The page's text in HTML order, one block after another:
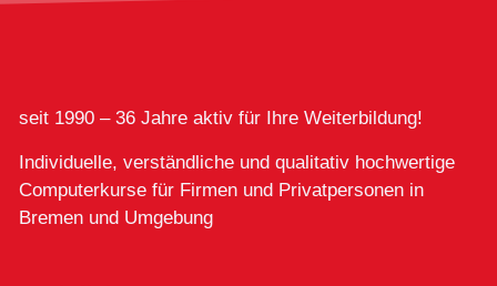
seit 1990 – 36 Jahre aktiv für Ihre Weiterbildung!
Individuelle, verständliche und qualitativ hochwertige
Computerkurse für Firmen und Privatpersonen in
Bremen und Umgebung